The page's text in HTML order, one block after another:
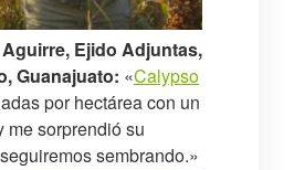
Ejido Adjuntas,
Guanajuato: «Calypso
por hectárea con un
me sorprendió su
sembrando.»